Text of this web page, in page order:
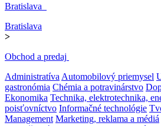
Bratislava
Bratislava
>
Obchod a predaj
AdministratívaAutomobilový priemysel
gastronómia Chémia a potravinárstvo
Ekonomika Technika, elektrotechnika,
poisťovníctvo Informačné technológie
Management Marketing, reklama a médiá